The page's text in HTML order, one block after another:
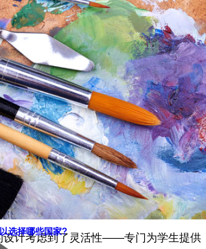
希望加深艺术知识和艺术研究中采用的
学硕士学位。
;语言要求：托福100，雅思7.5;申请时
常规：1月5日;
，需要提交WES评估报告、成绩单、推
简历、作品集、GRE成绩、语言成绩等
位后，宾夕法尼亚大学的毕业生继续在国
行和画廊担任策展人。学生们也将他们的
学位的垫脚石。
设计考虑到了灵活性——专门为学生提供
选择哪些国家?